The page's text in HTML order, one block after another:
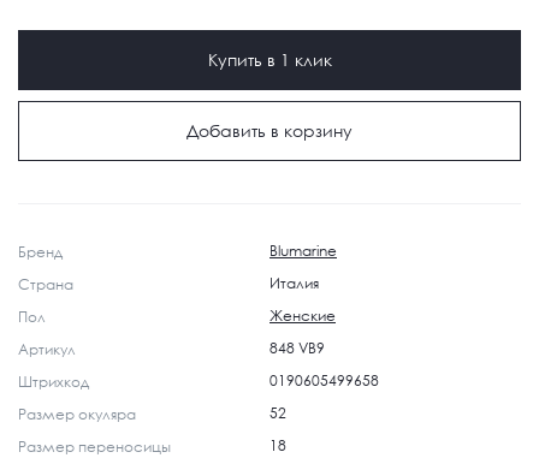
Купить в 1 клик
Добавить в корзину
Бренд
Blumarine
Страна
Италия
Пол
Женские
Артикул
848 VB9
Штрихкод
0190605499658
Размер окуляра
52
Размер переносицы
18